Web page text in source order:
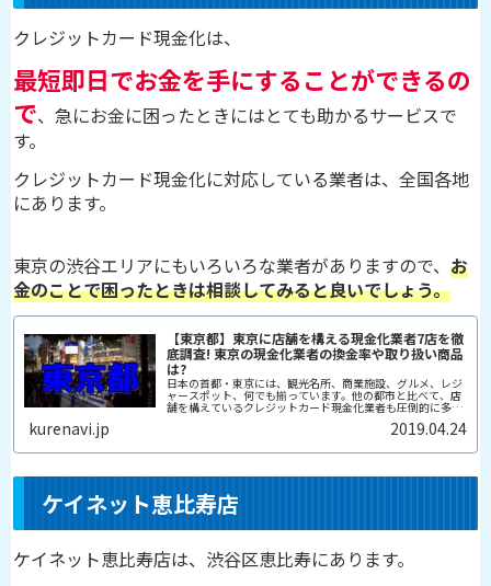
クレジットカード現金化は、
最短即日でお金を手にすることができるの
で、急にお金に困ったときにはとても助かるサービスで
す。
クレジットカード現金化に対応している業者は、全国各地
にあります。
東京の渋谷エリアにもいろいろな業者がありますので、 お
金のことで困ったときは相談してみると良いでしょう。
【東京都】東京に店舗を構える現金化業者7店を徹
底調査! 東京の現金化業者の換金率や取り扱い商品
は?
日本の首都・東京には、観光名所、商業施設、グルメ、レジ
ャースポット、何でも揃っています。他の都市と比べて、店
舗を構えているクレジットカード現金化業者も圧倒的に多い
です。東京に住んでいる人、東京で働いている人、東京に遊
kurenavi.jp 2019.04.24
ケイネット恵比寿店
ケイネット恵比寿店は、渋谷区恵比寿にあります。